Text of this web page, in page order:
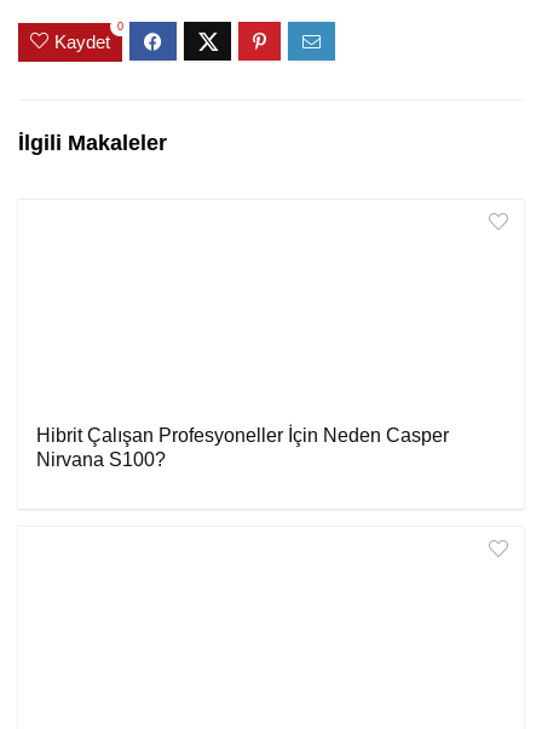
Kaydet
0
İlgili Makaleler
Hibrit Çalışan Profesyoneller İçin Neden Casper
Nirvana S100?